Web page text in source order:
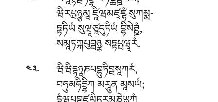
ཝིརཔྤཉྩམཱ ཛཱིཝམཛ྄ཛྷཾ སུཀམྨ-
ཏྟཏིཡཾ སུཝཱཙཱདུཏིཡཾ བྷིསེཊྛཾ,
སམཱཏཀྐཔུབྦཉྩ སཏྟཔྤཝཱརཾ.
༤༣. ཝིཝིདྷཉཱཎཔབྷུཏིབྦསཱཀརཾ,
བཧུམཧིདྡྷིཀ མརཱུན མཱསཡཾ;